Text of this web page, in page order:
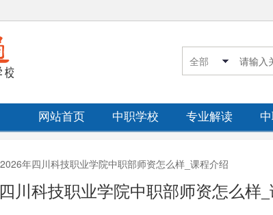
网站首页 中职学校 专业解读
年四川科技职业学院中职部师资怎么样_课程介绍
川科技职业学院中职部师资怎么样